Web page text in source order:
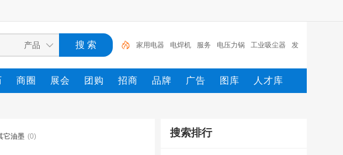
家用电器 电焊机 服务 电压力锅 工业吸尘器 发
热电缆 服装 服装打包机 服务/ 工具
商圈 展会 团购 招商 品牌 广告 图库 人才库
它油墨 (0) 搜索排行